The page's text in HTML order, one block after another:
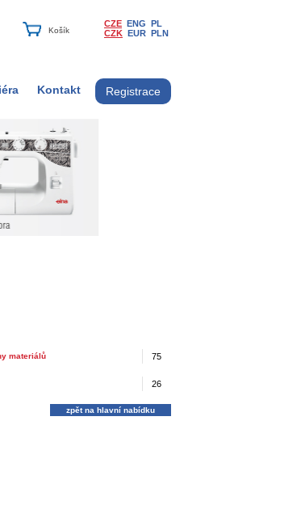
CZE ENG PL
CZK EUR PLN
Kontakt Registrace
materiálů 75
26
zpět na hlavní nabídku